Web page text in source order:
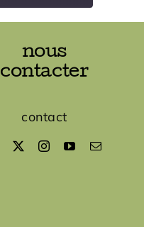
nous
contacter
contact